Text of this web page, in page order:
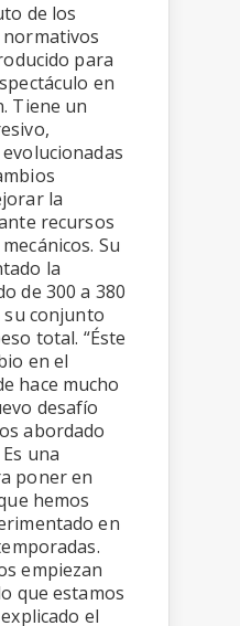
de los
para
en
Tiene un
la
recursos
Su
la
de 300 a 380
su conjunto
total. “Éste
en el
hace mucho
desafío
abordado
una
poner en
hemos
en
empiezan
que estamos
el